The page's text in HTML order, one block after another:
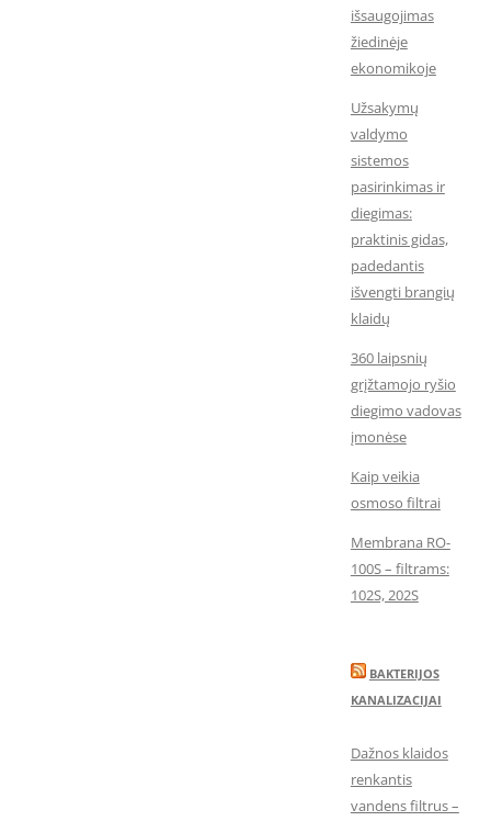
išsaugojimas
žiedinėje
ekonomikoje
Užsakymų
valdymo
sistemos
pasirinkimas ir
diegimas:
praktinis gidas,
padedantis
išvengti brangių
klaidų
360 laipsnių
grįžtamojo ryšio
diegimo vadovas
įmonėse
Kaip veikia
osmoso filtrai
Membrana RO-
100S – filtrams:
102S, 202S
BAKTERIJOS
KANALIZACIJAI
Dažnos klaidos
renkantis
vandens filtrus –